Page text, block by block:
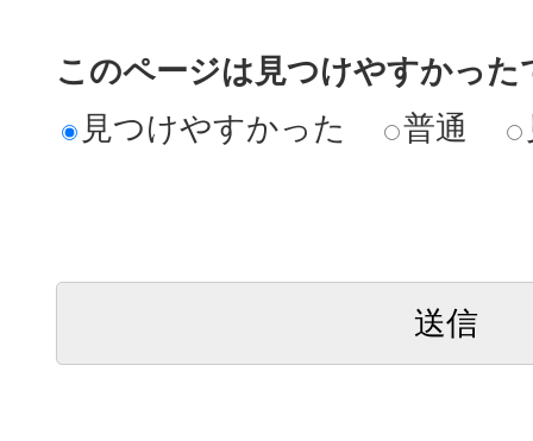
このページは見つけやすかった
見つけやすかった
普通